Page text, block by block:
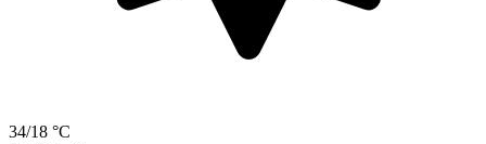
34/18 °C